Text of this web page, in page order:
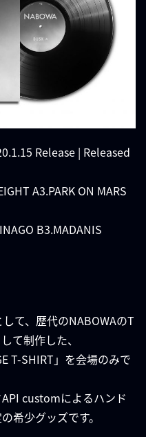
Release | Released
A3.PARK ON MARS
B3.MADANIS
て、歴代のNABOWAのT
て制作した、
T-SHIRT」を会場のみで
API customによるハンド
希少グッズです。